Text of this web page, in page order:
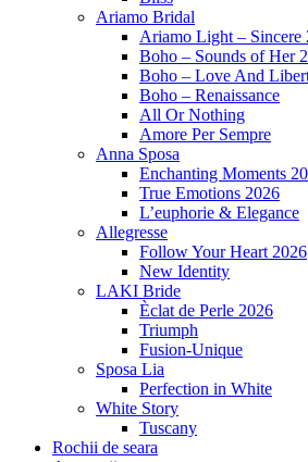
Ariamo Bridal
Ariamo Light – Sincere
Boho – Sounds of Her
Boho – Love And
Boho – Renaissance
All Or Nothing
Amore Per Sempre
Anna Sposa
Enchanting Moments
True Emotions 2026
L’euphorie & Elegance
Allegresse
Follow Your Heart 2026
New Identity
LAKI Bride
Èclat de Perle 2026
Triumph
Fusion-Unique
Sposa Lia
Perfection in White
White Story
Tuscany
Rochii de seara